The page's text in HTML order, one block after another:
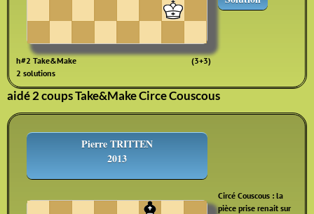
h#2 Take&Make
(3+3)
2 solutions
aidé 2 coups Take&Make Circe Couscous
Pierre TRITTEN
2013
Circé Couscous : la
pièce prise renait sur